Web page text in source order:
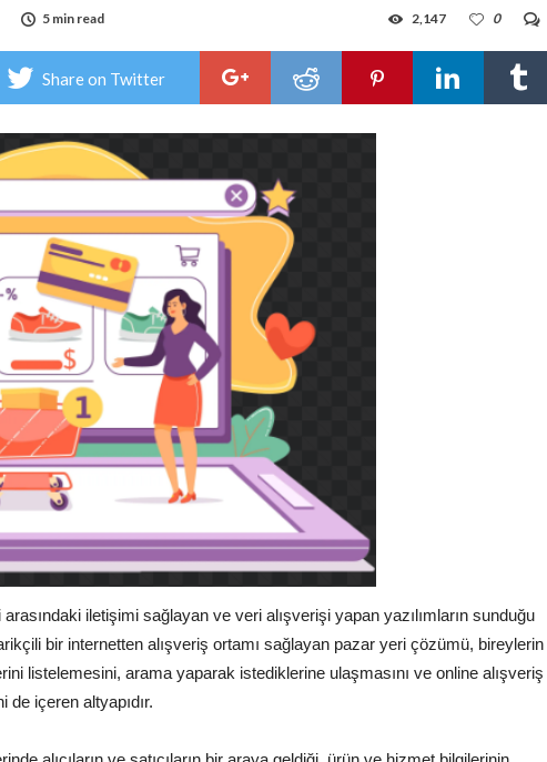
5 min read 0
2,147
Share on Twitter
iletişimi sağlayan ve veri alışverişi yapan yazılımların sunduğu
bir internetten alışveriş ortamı sağlayan pazar yeri çözümü, bireylerin
listelemesini, arama yaparak istediklerine ulaşmasını ve online alışveriş
de içeren altyapıdır.